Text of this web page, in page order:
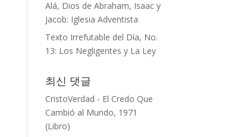
Alá, Dios de Abraham, Isaac y
Jacob: Iglesia Adventista
Texto Irrefutable del Día, No.
13: Los Negligentes y La Ley
최신 댓글
CristoVerdad - El Credo Que
Cambió al Mundo, 1971
(Libro)